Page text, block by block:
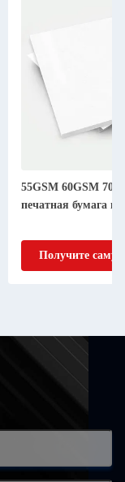
55GSM 60GSM
печатная бумага в
Получите